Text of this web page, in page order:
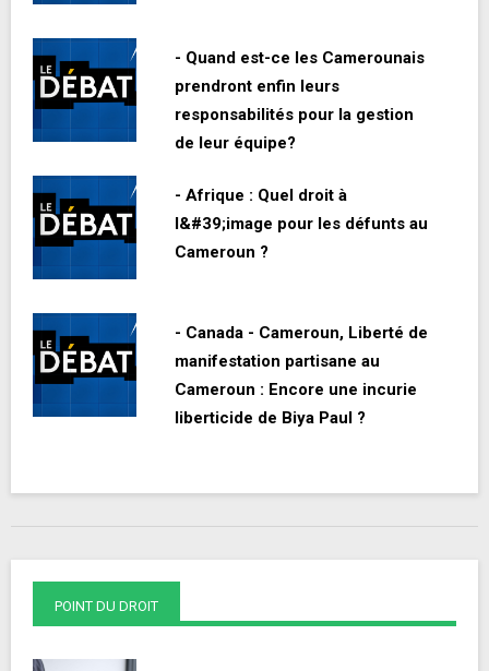
- Quand est-ce les Camerounais
prendront enfin leurs
responsabilités pour la gestion
de leur équipe?
- Afrique : Quel droit à
l&#39;image pour les défunts au
Cameroun ?
- Canada - Cameroun, Liberté de
manifestation partisane au
Cameroun : Encore une incurie
liberticide de Biya Paul ?
POINT DU DROIT